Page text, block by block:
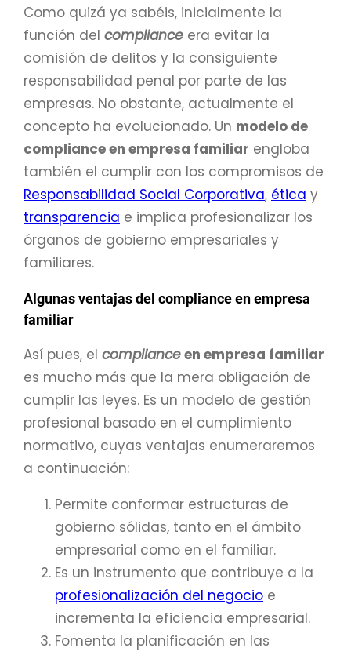
Como quizá ya sabéis, inicialmente la
función del compliance era evitar la
comisión de delitos y la consiguiente
responsabilidad penal por parte de las
empresas. No obstante, actualmente el
concepto ha evolucionado. Un modelo de
compliance en empresa familiar engloba
también el cumplir con los compromisos de
Responsabilidad Social Corporativa, ética y
transparencia e implica profesionalizar los
órganos de gobierno empresariales y
familiares.
Algunas ventajas del compliance en empresa
familiar
Así pues, el complianceen empresa familiar
es mucho más que la mera obligación de
cumplir las leyes. Es un modelo de gestión
profesional basado en el cumplimiento
normativo, cuyas ventajas enumeraremos
a continuación:
Permite conformar estructuras de
gobierno sólidas, tanto en el ámbito
empresarial como en el familiar.
Es un instrumento que contribuye a la
profesionalización del negocio e
incrementa la eficiencia empresarial.
Fomenta la planificación en las